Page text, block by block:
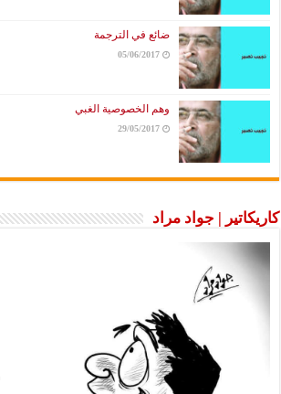
ضائع في الترجمة
05/06/2017
وهم الخصوصية الغبي
29/05/2017
كاريكاتير | جواد مراد